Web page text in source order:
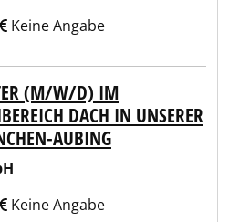
Keine Angabe
(M/W/D) IM
DACH IN UNSERER
AUBING
Keine Angabe